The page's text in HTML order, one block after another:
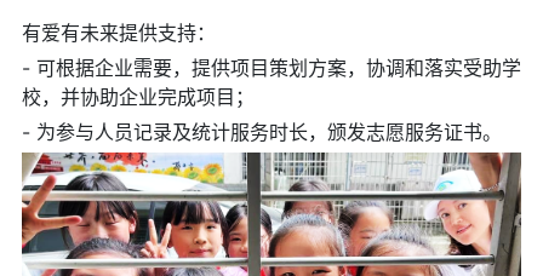
有爱有未来提供支持：
- 可根据企业需要，提供项目策划方案，协调和落实受助学
校，并协助企业完成项目；
- 为参与人员记录及统计服务时长，颁发志愿服务证书。